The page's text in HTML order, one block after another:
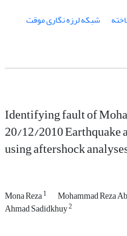
شبکه لرزه نگاری موقت
Identifying fault of
20/12/2010 Earthquake
using aftershock
Mona Reza1 Mohammad Reza
Ahmad Sadidkhuy2